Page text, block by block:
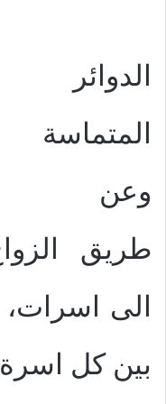
الدوائر
المتماسة
وعن
طريق
الى
بين كل اسرة